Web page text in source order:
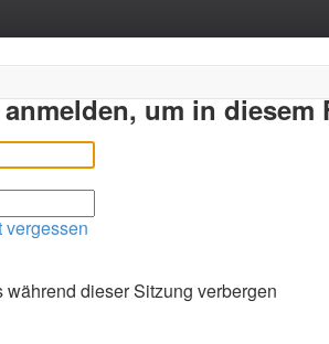
um in
vergessen
dieser Sitzung verbergen